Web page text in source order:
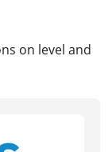
on level and